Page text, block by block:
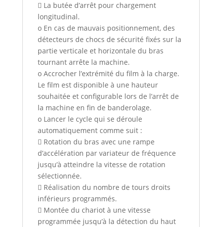
 La butée d’arrêt pour chargement
longitudinal.
o En cas de mauvais positionnement, des
détecteurs de chocs de sécurité fixés sur la
partie verticale et horizontale du bras
tournant arrête la machine.
o Accrocher l’extrémité du film à la charge.
Le film est disponible à une hauteur
souhaitée et configurable lors de l’arrêt de
la machine en fin de banderolage.
o Lancer le cycle qui se déroule
automatiquement comme suit :
 Rotation du bras avec une rampe
d’accélération par variateur de fréquence
jusqu’à atteindre la vitesse de rotation
sélectionnée.
 Réalisation du nombre de tours droits
inférieurs programmés.
 Montée du chariot à une vitesse
programmée jusqu’à la détection du haut